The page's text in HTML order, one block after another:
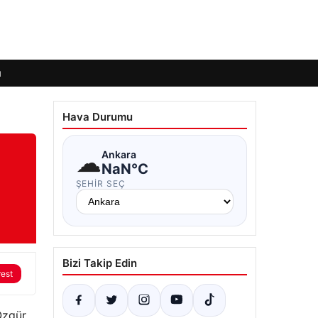
Hava Durumu
☁Ankara
NaN°C
ŞEHIR SEÇ
Bizi Takip Edin